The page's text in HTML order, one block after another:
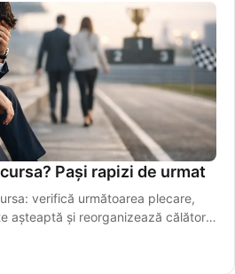
Pași rapizi de urmat
verifică următoarea plecare,
așteaptă și reorganizează călătoria